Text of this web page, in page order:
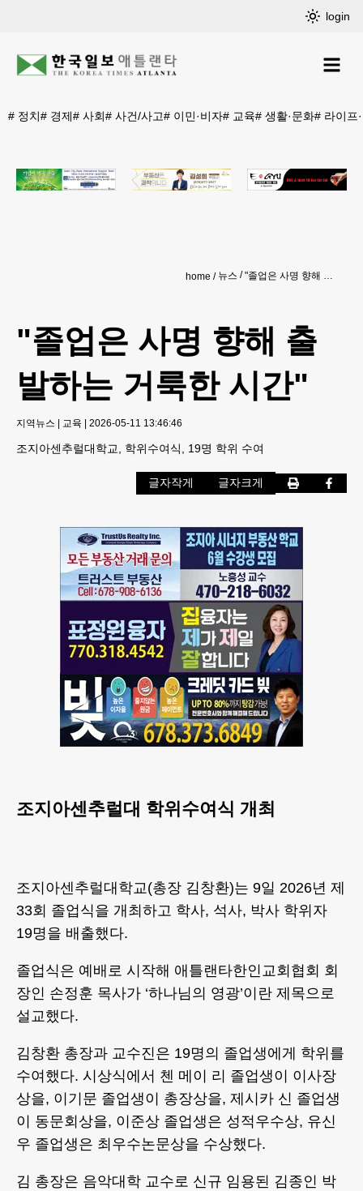
login
# 정치# 경제# 사회# 사건/사고# 이민·비자# 교육# 생활·문화# 라이프
home 뉴스 "졸업은 사명 향해 출발하는 거룩한 시간"
"졸업은 사명 향해 출
발하는 거룩한 시간"
지역뉴스 | 교육 | 2026-05-11 13:46:46
조지아센추럴대학교, 학위수여식, 19명 학위 수여
글자작게 글자크게
조지아센추럴대 학위수여식 개최
조지아센추럴대학교(총장 김창환)는 9일 2026년 제
33회 졸업식을 개최하고 학사, 석사, 박사 학위자
19명을 배출했다.
졸업식은 예배로 시작해 애틀랜타한인교회협회 회
장인 손정훈 목사가 ‘하나님의 영광’이란 제목으로
설교했다.
김창환 총장과 교수진은 19명의 졸업생에게 학위를
수여했다. 시상식에서 첸 메이 리 졸업생이 이사장
상을, 이기문 졸업생이 총장상을, 제시카 신 졸업생
이 동문회상을, 이준상 졸업생은 성적우수상, 유신
우 졸업생은 최우수논문상을 수상했다.
김 총장은 음악대학 교수로 신규 임용된 김종인 박